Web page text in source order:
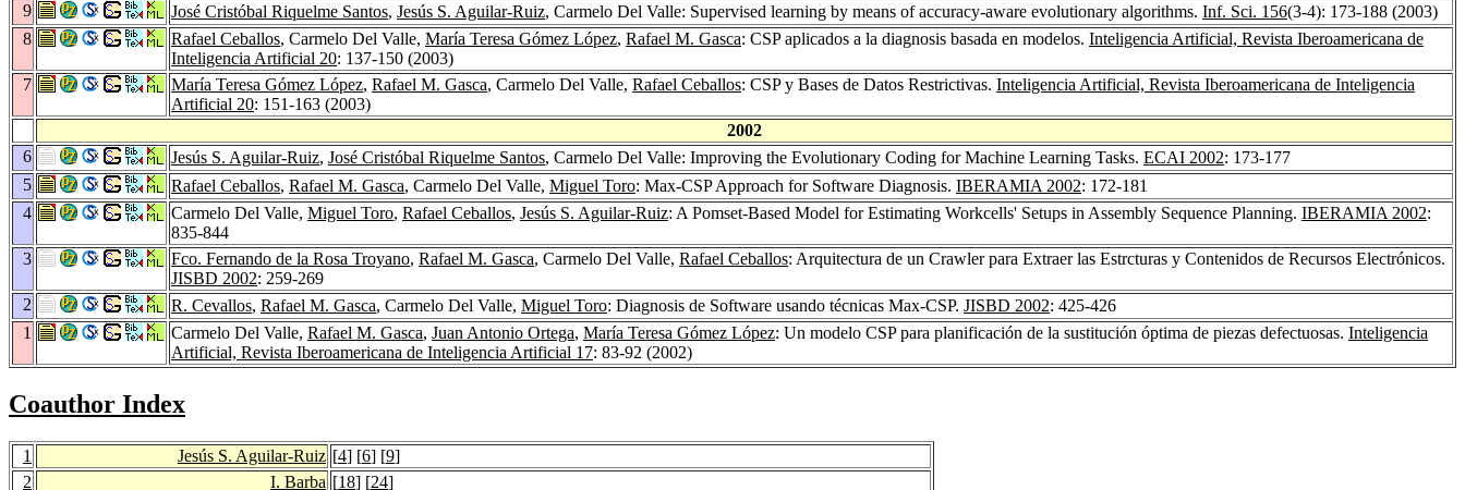
9
José Cristóbal Riquelme Santos, Jesús S. Aguilar-Ruiz, Carmelo Del Valle: Supervised learning by means of accuracy-aware evolutionary algorithms. Inf. Sci. 156(3-4): 173-188 (2003)
8
Rafael Ceballos, Carmelo Del Valle, María Teresa Gómez López, Rafael M. Gasca: CSP aplicados a la diagnosis basada en modelos. Inteligencia Artificial, Revista Iberoamericana de
Inteligencia Artificial 20: 137-150 (2003)
7
María Teresa Gómez López, Rafael M. Gasca, Carmelo Del Valle, Rafael Ceballos: CSP y Bases de Datos Restrictivas. Inteligencia Artificial, Revista Iberoamericana de Inteligencia
Artificial 20: 151-163 (2003)
2002
6
Jesús S. Aguilar-Ruiz, José Cristóbal Riquelme Santos, Carmelo Del Valle: Improving the Evolutionary Coding for Machine Learning Tasks. ECAI 2002: 173-177
5
Rafael Ceballos, Rafael M. Gasca, Carmelo Del Valle, Miguel Toro: Max-CSP Approach for Software Diagnosis. IBERAMIA 2002: 172-181
4
Carmelo Del Valle, Miguel Toro, Rafael Ceballos, Jesús S. Aguilar-Ruiz: A Pomset-Based Model for Estimating Workcells' Setups in Assembly Sequence Planning. IBERAMIA 2002:
835-844
3
Fco. Fernando de la Rosa Troyano, Rafael M. Gasca, Carmelo Del Valle, Rafael Ceballos: Arquitectura de un Crawler para Extraer las Estrcturas y Contenidos de Recursos Electrónicos.
JISBD 2002: 259-269
2
R. Cevallos, Rafael M. Gasca, Carmelo Del Valle, Miguel Toro: Diagnosis de Software usando técnicas Max-CSP. JISBD 2002: 425-426
1
Carmelo Del Valle, Rafael M. Gasca, Juan Antonio Ortega, María Teresa Gómez López: Un modelo CSP para planificación de la sustitución óptima de piezas defectuosas. Inteligencia
Artificial, Revista Iberoamericana de Inteligencia Artificial 17: 83-92 (2002)
Coauthor Index
1 Jesús S. Aguilar-Ruiz [4] [6] [9]
2
I. Barba [18] [24]